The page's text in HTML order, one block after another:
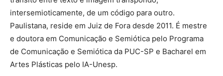
intersemioticamente, de um código para outro.
Paulistana, reside em Juiz de Fora desde 2011. É mestre
e doutora em Comunicação e Semiótica pelo Programa
de Comunicação e Semiótica da PUC-SP e Bacharel em
Artes Plásticas pelo IA-Unesp.